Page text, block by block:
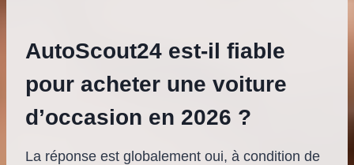
AutoScout24 est-il fiable
pour acheter une voiture
d’occasion en 2026 ?
La réponse est globalement oui, à condition de